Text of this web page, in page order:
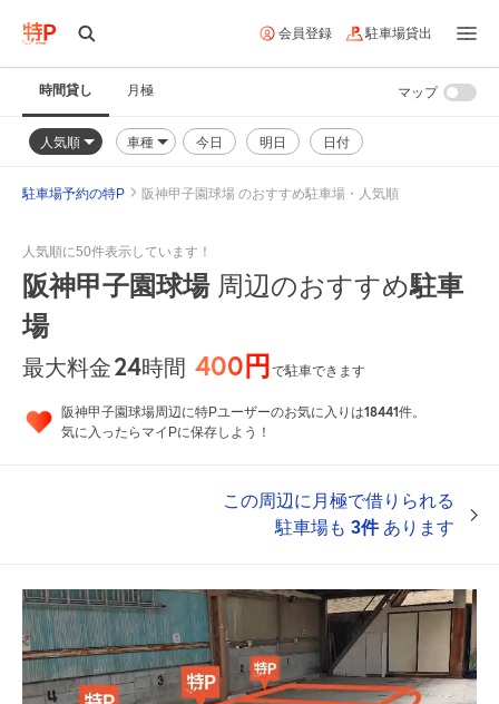
会員登録 駐車場貸出
時間貸し 月極
人気順 車種 今日 明日 日付
マップ
駐車場予約の特P 阪神甲子園球場 のおすすめ駐車場・人気順
人気順に50件表示しています！
阪神甲子園球場周辺のおすすめ駐車
場
最大料金24時間 400円で駐車できます
阪神甲子園球場周辺に特Pユーザーのお気に入りは18441件。
気に入ったらマイPに保存しよう！
この周辺に月極で借りられる
駐車場も 3件あります